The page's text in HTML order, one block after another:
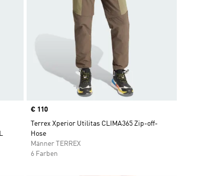
Price
€ 110
Terrex Xperior Utilitas CLIMA365 Zip-off-
Hose
Männer TERREX
6 Farben